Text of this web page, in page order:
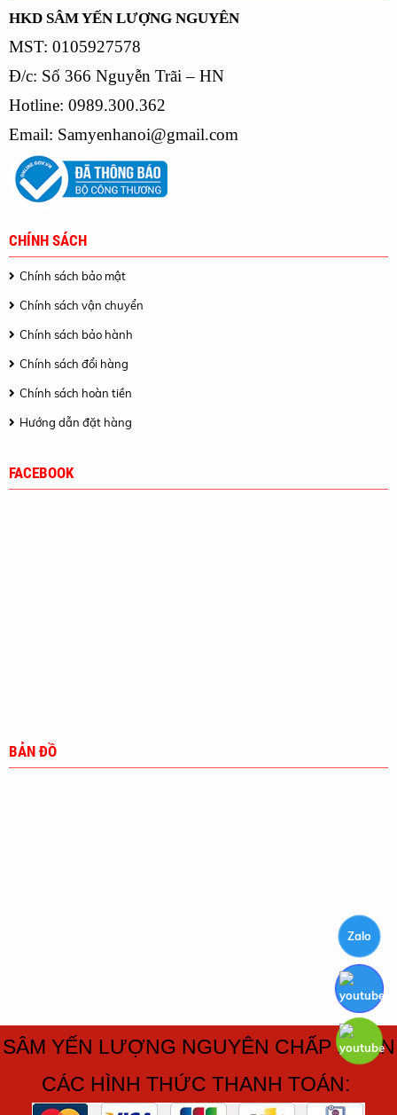
HKD SÂM YẾN LƯỢNG NGUYÊN
MST: 0105927578
Đ/c: Số 366 Nguyễn Trãi – HN
Hotline: 0989.300.362
Email: Samyenhanoi@gmail.com
CHÍNH SÁCH
Chính sách bảo mật
Chính sách vận chuyển
Chính sách bảo hành
Chính sách đổi hàng
Chính sách hoàn tiền
Hướng dẫn đặt hàng
FACEBOOK
BẢN ĐỒ
SÂM YẾN LƯỢNG NGUYÊN CHẤP NHẬN
CÁC HÌNH THỨC THANH TOÁN:
Zalo